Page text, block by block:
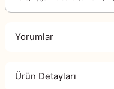
Yorumlar
Ürün Detayları